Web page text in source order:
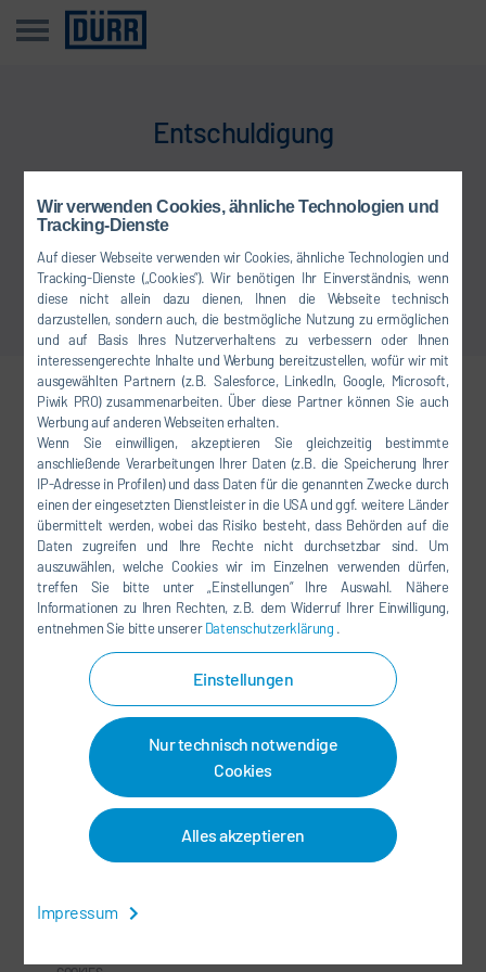
Wir verwenden Cookies, ähnliche Technologien und
Tracking-Dienste
Auf dieser Webseite verwenden wir Cookies, ähnliche Technologien und
Tracking-Dienste („Cookies“). Wir benötigen Ihr Einverständnis, wenn
diese nicht allein dazu dienen, Ihnen die Webseite technisch
darzustellen, sondern auch, die bestmögliche Nutzung zu ermöglichen
und auf Basis Ihres Nutzerverhaltens zu verbessern oder Ihnen
interessengerechte Inhalte und Werbung bereitzustellen, wofür wir mit
ausgewählten Partnern (z.B. Salesforce, LinkedIn, Google, Microsoft,
Piwik PRO) zusammenarbeiten. Über diese Partner können Sie auch
Werbung auf anderen Webseiten erhalten.
Wenn Sie einwilligen, akzeptieren Sie gleichzeitig bestimmte
anschließende Verarbeitungen Ihrer Daten (z.B. die Speicherung Ihrer
IP-Adresse in Profilen) und dass Daten für die genannten Zwecke durch
einen der eingesetzten Dienstleister in die USA und ggf. weitere Länder
übermittelt werden, wobei das Risiko besteht, dass Behörden auf die
Daten zugreifen und Ihre Rechte nicht durchsetzbar sind. Um
auszuwählen, welche Cookies wir im Einzelnen verwenden dürfen,
treffen Sie bitte unter „Einstellungen“ Ihre Auswahl. Nähere
Informationen zu Ihren Rechten, z.B. dem Widerruf Ihrer Einwilligung,
entnehmen Sie bitte unsererDatenschutzerklärung .
Einstellungen
Nur technisch notwendige
Cookies
Alles akzeptieren
Impressum
Entschuldigung
Zurück zur Übersicht
Vernetzen Sie sich mit uns
FACEBOOK
YOUTUBE
LINKEDIN
INSTAGRAM
SOCIAL MEDIA
NEWSLETTER